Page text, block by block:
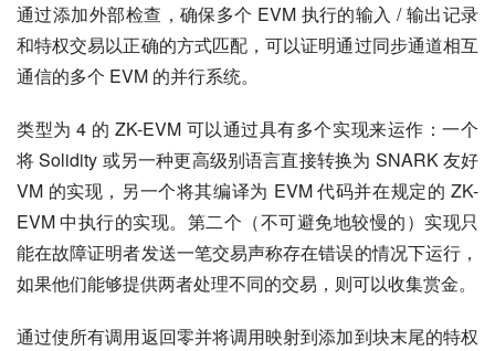
通过添加外部检查，确保多个 EVM 执行的输入 / 输出记录
和特权交易以正确的方式匹配，可以证明通过同步通道相互
通信的多个 EVM 的并行系统。
类型为 4 的 ZK-EVM 可以通过具有多个实现来运作：一个
将 Solidity 或另一种更高级别语言直接转换为 SNARK 友好
VM 的实现，另一个将其编译为 EVM 代码并在规定的 ZK-
EVM 中执行的实现。第二个（不可避免地较慢的）实现只
能在故障证明者发送一笔交易声称存在错误的情况下运行，
如果他们能够提供两者处理不同的交易，则可以收集赏金。
通过使所有调用返回零并将调用映射到添加到块末尾的特权